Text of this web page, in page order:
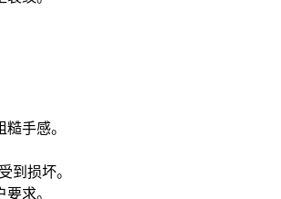
手感。
到损坏。
求。